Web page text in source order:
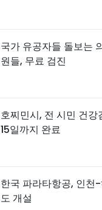
국가 유공자들 돌보는
원들, 무료 검진
호찌민시, 전 시민 건강
15일까지 완료
한국 파라타항공, 인천
도 개설